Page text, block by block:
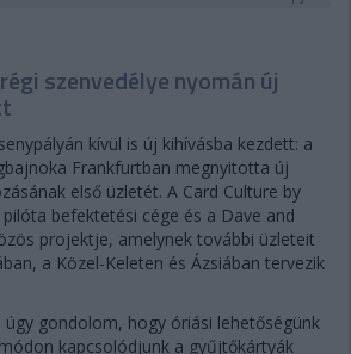
szenvedélye nyomán új
kívül is új kihívásba kezdett: a
Frankfurtban megnyitotta új
első üzletét. A Card Culture by
befektetési cége és a Dave and
projektje, amelynek további üzleteit
a Közel-Keleten és Ázsiában tervezik
úgy gondolom, hogy óriási lehetőségünk
kapcsolódjunk a gyűjtőkártyák